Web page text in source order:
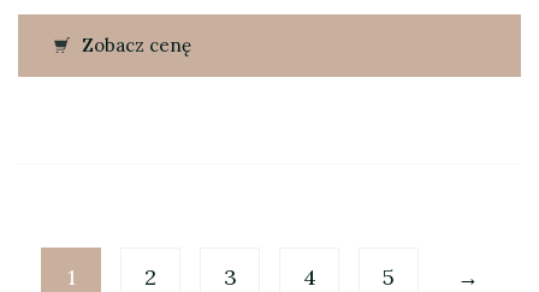
Zobacz cenę
1 2 3 4 5 →